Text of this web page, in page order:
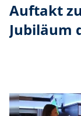
Auftakt
Jubiläum